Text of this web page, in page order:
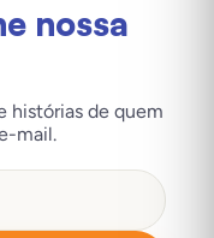
nossa
histórias de quem
mail.